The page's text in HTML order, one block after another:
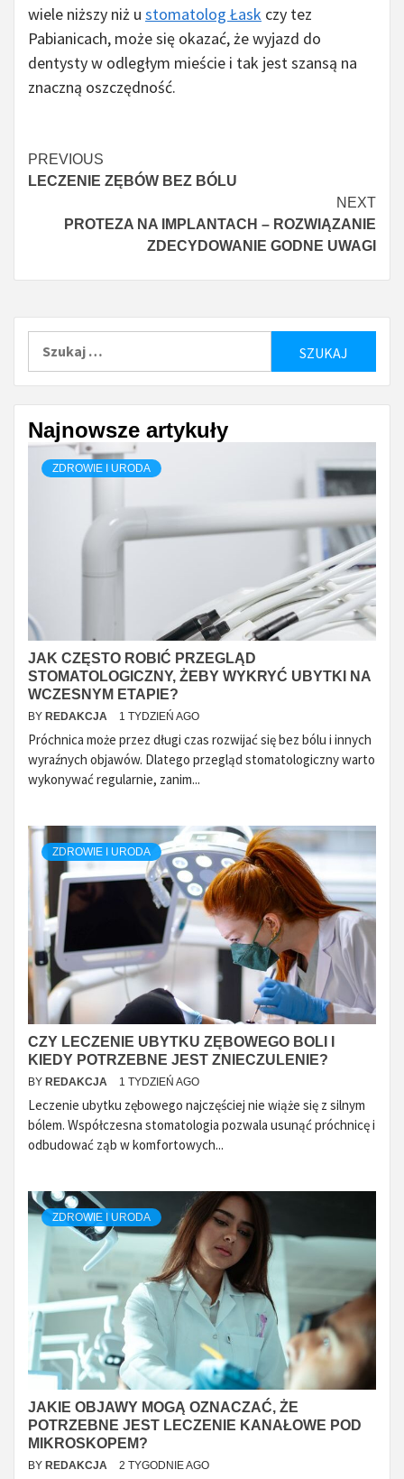
wiele niższy niż u stomatolog Łask czy tez
Pabianicach, może się okazać, że wyjazd do
dentysty w odległym mieście i tak jest szansą na
znaczną oszczędność.
Continue
Reading
PREVIOUS
LECZENIE ZĘBÓW BEZ BÓLU
NEXT
PROTEZA NA IMPLANTACH – ROZWIĄZANIE
ZDECYDOWANIE GODNE UWAGI
Najnowsze artykuły
ZDROWIE I URODA
JAK CZĘSTO ROBIĆ PRZEGLĄD
STOMATOLOGICZNY, ŻEBY WYKRYĆ UBYTKI NA
WCZESNYM ETAPIE?
BY REDAKCJA 1 TYDZIEŃ AGO
Próchnica może przez długi czas rozwijać się bez bólu i innych
wyraźnych objawów. Dlatego przegląd stomatologiczny warto
wykonywać regularnie, zanim...
ZDROWIE I URODA
CZY LECZENIE UBYTKU ZĘBOWEGO BOLI I
KIEDY POTRZEBNE JEST ZNIECZULENIE?
BY REDAKCJA 1 TYDZIEŃ AGO
Leczenie ubytku zębowego najczęściej nie wiąże się z silnym
bólem. Współczesna stomatologia pozwala usunąć próchnicę i
odbudować ząb w komfortowych...
ZDROWIE I URODA
JAKIE OBJAWY MOGĄ OZNACZAĆ, ŻE
POTRZEBNE JEST LECZENIE KANAŁOWE POD
MIKROSKOPEM?
BY REDAKCJA 2 TYGODNIE AGO